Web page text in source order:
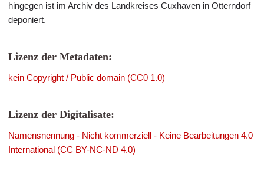
hingegen ist im Archiv des Landkreises Cuxhaven in Otterndorf
deponiert.
Lizenz der Metadaten:
kein Copyright / Public domain (CC0 1.0)
Lizenz der Digitalisate:
Namensnennung - Nicht kommerziell - Keine Bearbeitungen 4.0
International (CC BY-NC-ND 4.0)